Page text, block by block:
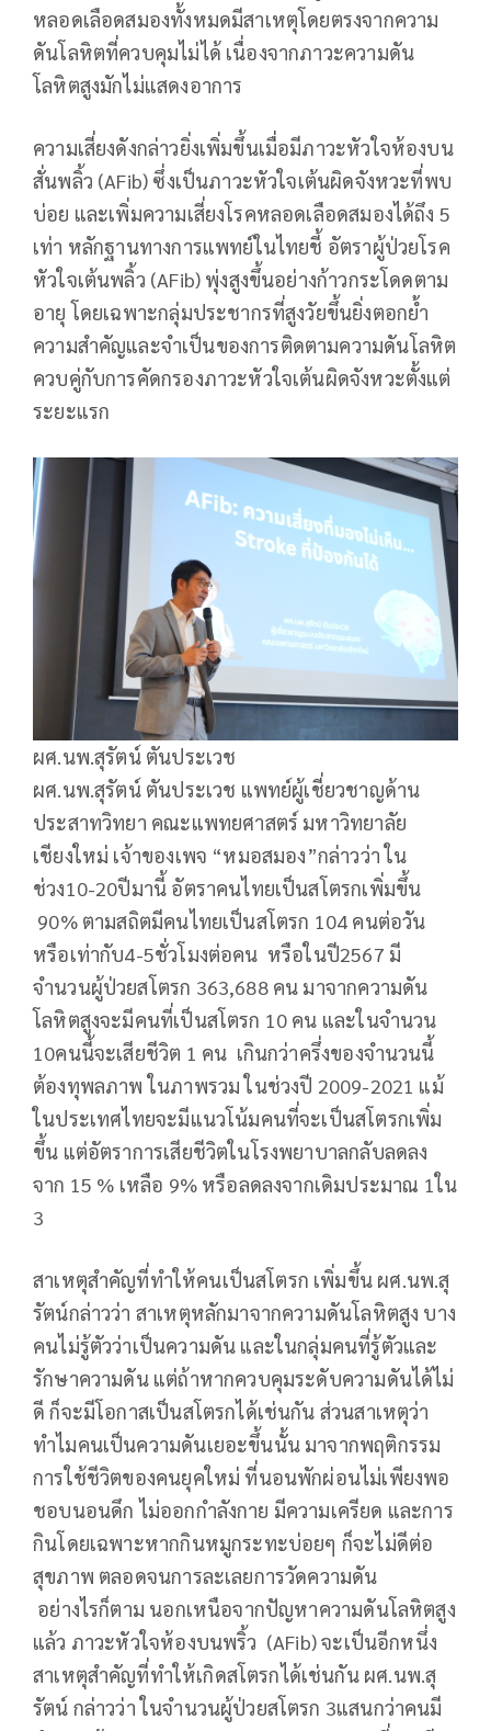
หลอดเลือดสมองทั้งหมดมีสาเหตุโดยตรงจากความ
ดันโลหิตที่ควบคุมไม่ได้ เนื่องจากภาวะความดัน
โลหิตสูงมักไม่แสดงอาการ
ความเสี่ยงดังกล่าวยิ่งเพิ่มขึ้นเมื่อมีภาวะหัวใจห้องบน
สั่นพลิ้ว (AFib) ซึ่งเป็นภาวะหัวใจเต้นผิดจังหวะที่พบ
บ่อย และเพิ่มความเสี่ยงโรคหลอดเลือดสมองได้ถึง 5
เท่า หลักฐานทางการแพทย์ในไทยชี้ อัตราผู้ป่วยโรค
หัวใจเต้นพลิ้ว (AFib) พุ่งสูงขึ้นอย่างก้าวกระโดดตาม
อายุ โดยเฉพาะกลุ่มประชากรที่สูงวัยขึ้นยิ่งตอกย้ำ
ความสำคัญและจำเป็นของการติดตามความดันโลหิต
ควบคู่กับการคัดกรองภาวะหัวใจเต้นผิดจังหวะตั้งแต่
ระยะแรก
ผศ.นพ.สุรัตน์ ตันประเวช
ผศ.นพ.สุรัตน์ ตันประเวช แพทย์ผู้เชี่ยวชาญด้าน
ประสาทวิทยา คณะแพทยศาสตร์ มหาวิทยาลัย
เชียงใหม่ เจ้าของเพจ “หมอสมอง”กล่าวว่า ใน
ช่วง10-20ปีมานี้ อัตราคนไทยเป็นสโตรกเพิ่มขึ้น
90% ตามสถิตมีคนไทยเป็นสโตรก 104 คนต่อวัน
หรือเท่ากับ4-5ชั่วโมงต่อคน หรือในปี2567 มี
จำนวนผู้ป่วยสโตรก 363,688 คน มาจากความดัน
โลหิตสูงจะมีคนที่เป็นสโตรก 10 คน และในจำนวน
10คนนี้จะเสียชีวิต 1 คน เกินกว่าครึ่งของจำนวนนี้
ต้องทุพลภาพ ในภาพรวม ในช่วงปี 2009-2021 แม้
ในประเทศไทยจะมีแนวโน้มคนที่จะเป็นสโตรกเพิ่ม
ขึ้น แต่อัตราการเสียชีวิตในโรงพยาบาลกลับลดลง
จาก 15 % เหลือ 9% หรือลดลงจากเดิมประมาณ 1ใน
3
สาเหตุสำคัญที่ทำให้คนเป็นสโตรก เพิ่มขึ้น ผศ.นพ.สุ
รัตน์กล่าวว่า สาเหตุหลักมาจากความดันโลหิตสูง บาง
คนไม่รู้ตัวว่าเป็นความดัน และในกลุ่มคนที่รู้ตัวและ
รักษาความดัน แต่ถ้าหากควบคุมระดับความดันได้ไม่
ดี ก็จะมีโอกาสเป็นสโตรกได้เช่นกัน ส่วนสาเหตุว่า
ทำไมคนเป็นความดันเยอะขึ้นนั้น มาจากพฤติกรรม
การใช้ชีวิตของคนยุคใหม่ ที่นอนพักผ่อนไม่เพียงพอ
ชอบนอนดึก ไม่ออกกำลังกาย มีความเครียด และการ
กินโดยเฉพาะหากกินหมูกระทะบ่อยๆ ก็จะไม่ดีต่อ
สุขภาพ ตลอดจนการละเลยการวัดความดัน
อย่างไรก็ตาม นอกเหนือจากปัญหาความดันโลหิตสูง
แล้ว ภาวะหัวใจห้องบนพริ้ว (AFib) จะเป็นอีกหนึ่ง
สาเหตุสำคัญที่ทำให้เกิดสโตรกได้เช่นกัน ผศ.นพ.สุ
รัตน์ กล่าวว่า ในจำนวนผู้ป่วยสโตรก 3แสนกว่าคนมี